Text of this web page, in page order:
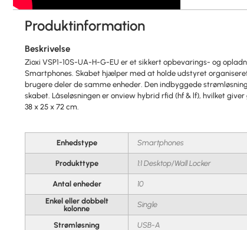
Produktinformation
Beskrivelse
Zioxi VSP1-10S-UA-H-G-EU er et sikkert opbevarings- og
Smartphones. Skabet hjælper med at holde udstyret
brugere deler de samme enheder. Den indbyggede
skabet. Låseløsningen er onview hybrid rfid (hf & lf), hvilket
38 x 25 x 72 cm.
Enhedstype Smartphones
Produkttype 1:1 Desktop/Wall Locker
Antal enheder
10
Enkel eller dobbelt
kolonne
Single
Strømløsning USB-A